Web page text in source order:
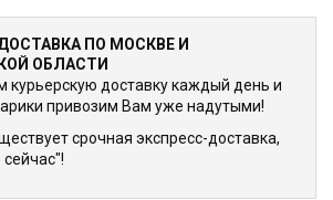
ПО МОСКВЕ И
ОБЛАСТИ
курьерскую доставку каждый день и
привозим Вам уже надутыми!
срочная экспресс-доставка,